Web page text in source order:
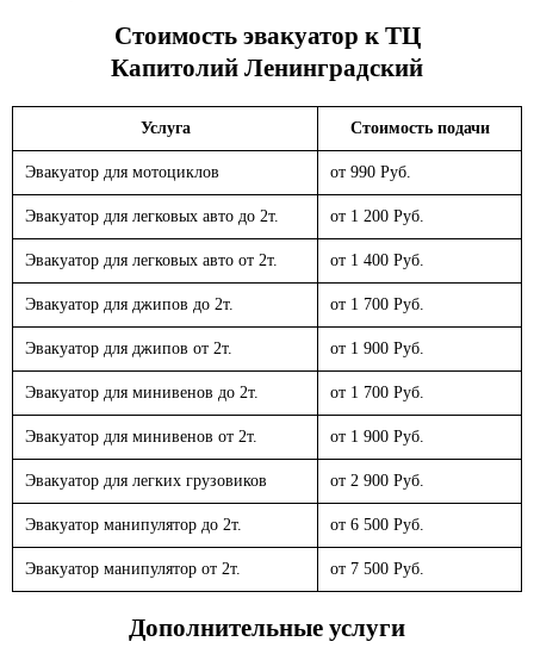
Стоимость эвакуатор к ТЦ
Капитолий Ленинградский
Услуга Стоимость подачи
Эвакуатор для мотоциклов от 990 Руб.
Эвакуатор для легковых авто до 2т. от 1 200 Руб.
Эвакуатор для легковых авто от 2т. от 1 400 Руб.
Эвакуатор для джипов до 2т. от 1 700 Руб.
Эвакуатор для джипов от 2т. от 1 900 Руб.
Эвакуатор для минивенов до 2т. от 1 700 Руб.
Эвакуатор для минивенов от 2т. от 1 900 Руб.
Эвакуатор для легких грузовиков от 2 900 Руб.
Эвакуатор манипулятор до 2т. от 6 500 Руб.
Эвакуатор манипулятор от 2т. от 7 500 Руб.
Дополнительные услуги